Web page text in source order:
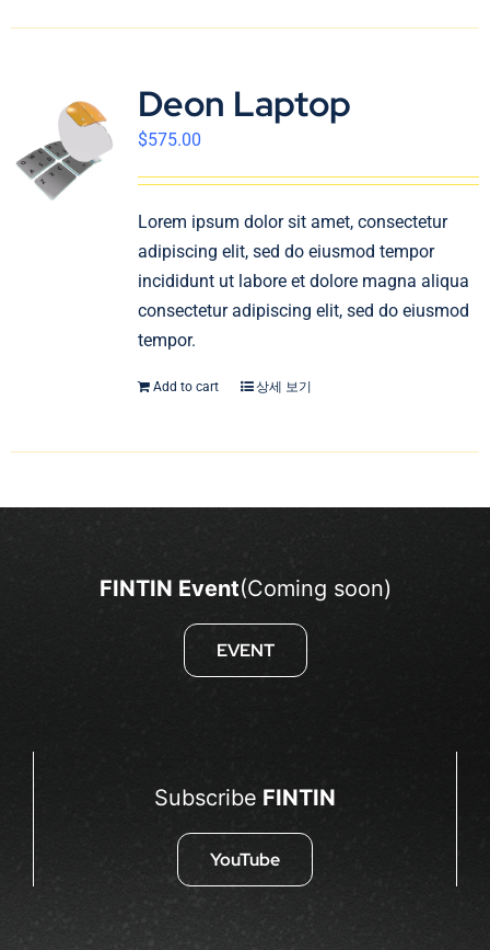
Deon Laptop
$575.00
Lorem ipsum dolor sit amet, consectetur
adipiscing elit, sed do eiusmod tempor
incididunt ut labore et dolore magna aliqua
consectetur adipiscing elit, sed do eiusmod
tempor.
Add to cart 상세 보기
FINTIN Event(Coming soon)
EVENT
Subscribe FINTIN
YouTube